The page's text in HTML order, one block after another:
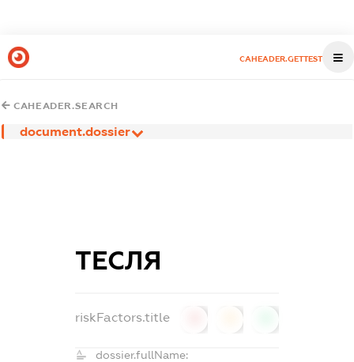
CAHEADER.GETTEST
CAHEADER.SEARCH
document.dossier
ТЕСЛЯ
riskFactors.title
dossier.fullName: